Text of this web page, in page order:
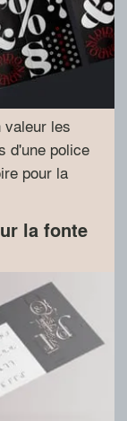
valeur les
d'une police
pour la
la fonte